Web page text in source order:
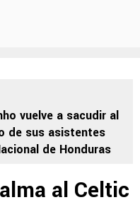
vuelve a sacudir al
de sus asistentes
de Honduras
al Celtic